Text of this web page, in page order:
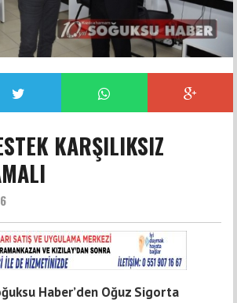
KARŞILIKSIZ
Haber’den Oğuz Sigorta